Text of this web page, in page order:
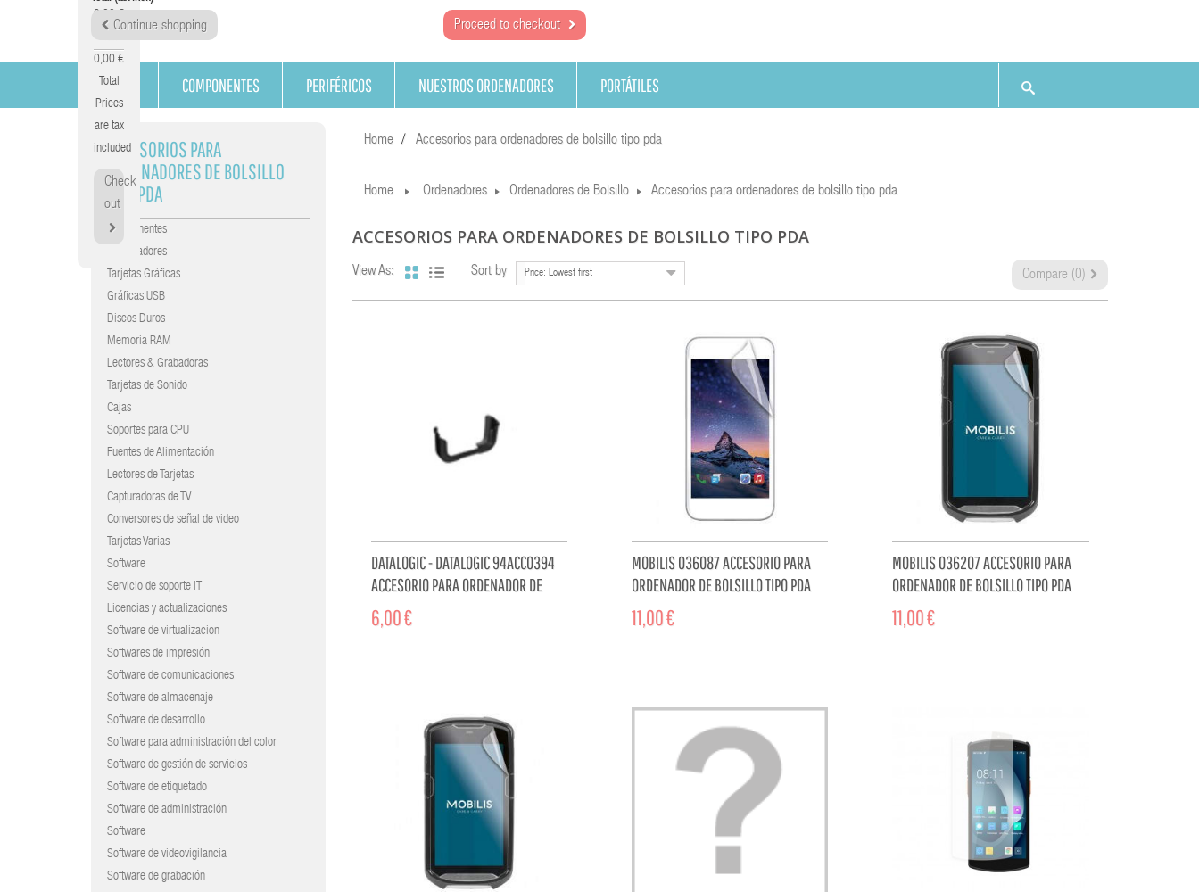
0,00 €
0,00 €
Total
Prices
are tax
included
Check
out
Continue shopping Proceed to checkout
COMPONENTES PERIFÉRICOS NUESTROS ORDENADORES PORTÁTILES
ACCESORIOS PARA
ORDENADORES DE BOLSILLO
TIPO PDA
Componentes
Procesadores
Tarjetas Gráficas
Gráficas USB
Discos Duros
Memoria RAM
Lectores & Grabadoras
Tarjetas de Sonido
Cajas
Soportes para CPU
Fuentes de Alimentación
Lectores de Tarjetas
Capturadoras de TV
Conversores de señal de video
Tarjetas Varias
Software
Servicio de soporte IT
Licencias y actualizaciones
Software de virtualizacion
Softwares de impresión
Software de comunicaciones
Software de almacenaje
Software de desarrollo
Software para administración del color
Software de gestión de servicios
Software de etiquetado
Software de administración
Software
Software de videovigilancia
Software de grabación
Home Accesorios para ordenadores de bolsillo tipo pda
Home Ordenadores Ordenadores de Bolsillo Accesorios para ordenadores de bolsillo tipo pda
ACCESORIOS PARA ORDENADORES DE BOLSILLO TIPO PDA
View As: Sort by Price: Lowest first Compare (0)
DATALOGIC - DATALOGIC 94ACC0394
ACCESORIO PARA ORDENADOR DE
BOLSILLO TIPO PDA...
6,00 €
MOBILIS 036087 ACCESORIO PARA
ORDENADOR DE BOLSILLO TIPO PDA
11,00 €
MOBILIS 036207 ACCESORIO PARA
ORDENADOR DE BOLSILLO TIPO PDA
PROTECTOR DE PANTALLA
11,00 €